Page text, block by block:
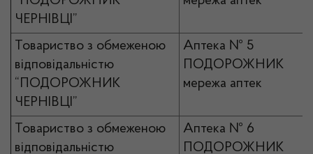
ЧЕРНІВЦІ”
Товариство з обмеженою
відповідальністю
“ПОДОРОЖНИК
ЧЕРНІВЦІ”
Аптека № 5
ПОДОРОЖНИК
мережа аптек
Товариство з обмеженою
відповідальністю
Аптека № 6
ПОДОРОЖНИК